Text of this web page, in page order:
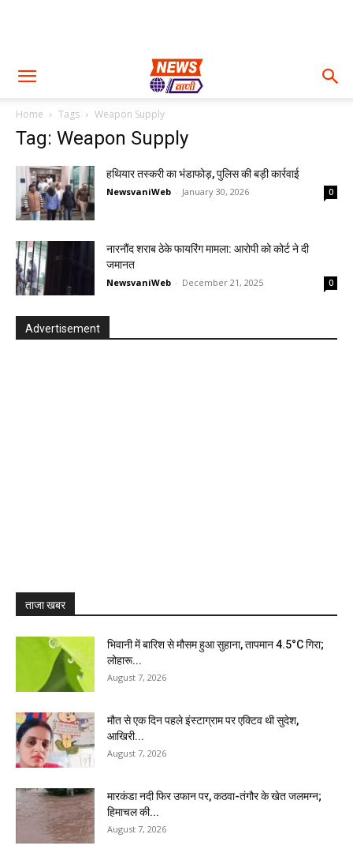
Home Tags Weapon Supply
Tag: Weapon Supply
हथियार तस्करी का भंडाफोड़, पुलिस की बड़ी कार्रवाई
NewsvaniWeb - January 30, 2026 0
नारनौंद शराब ठेके फायरिंग मामला: आरोपी को कोर्ट ने दी
जमानत
NewsvaniWeb - December 21, 2025 0
Advertisement
ताजा खबर
भिवानी में बारिश से मौसम हुआ सुहाना, तापमान 4.5°C गिरा;
लोहारू...
August 7, 2026
मौत से एक दिन पहले इंस्टाग्राम पर एक्टिव थी सुदेश,
आखिरी...
August 7, 2026
मारकंडा नदी फिर उफान पर, कठवा-तंगौर के खेत जलमग्न;
हिमाचल की...
August 7, 2026